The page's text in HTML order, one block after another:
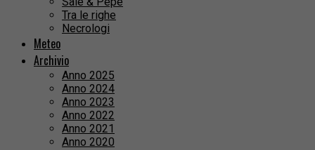
Tra le righe
Necrologi
Meteo
Archivio
Anno 2025
Anno 2024
Anno 2023
Anno 2022
Anno 2021
Anno 2020